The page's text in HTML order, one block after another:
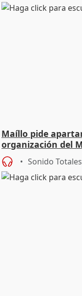
Maíllo pide
organización del
Sonido Totales